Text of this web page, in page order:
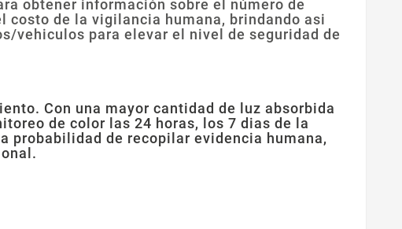
obtener información sobre el número de
costo de la vigilancia humana, brindando asi
vehiculos para elevar el nivel de seguridad de
Con una mayor cantidad de luz absorbida
de color las 24 horas, los 7 dias de la
probabilidad de recopilar evidencia humana,